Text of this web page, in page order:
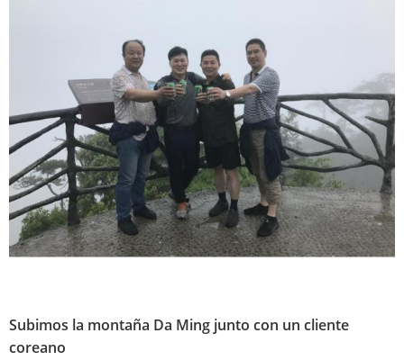
Subimos la montaña Da Ming junto con un cliente
coreano